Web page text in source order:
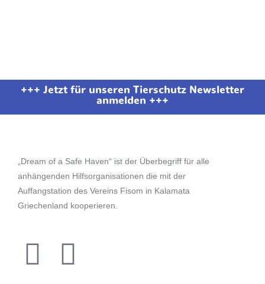
+++ Jetzt für unseren Tierschutz Newsletter
anmelden +++
„Dream of a Safe Haven“ ist der Überbegriff für alle
anhängenden Hilfsorganisationen die mit der
Auffangstation des Vereins Fisom in Kalamata
Griechenland kooperieren.